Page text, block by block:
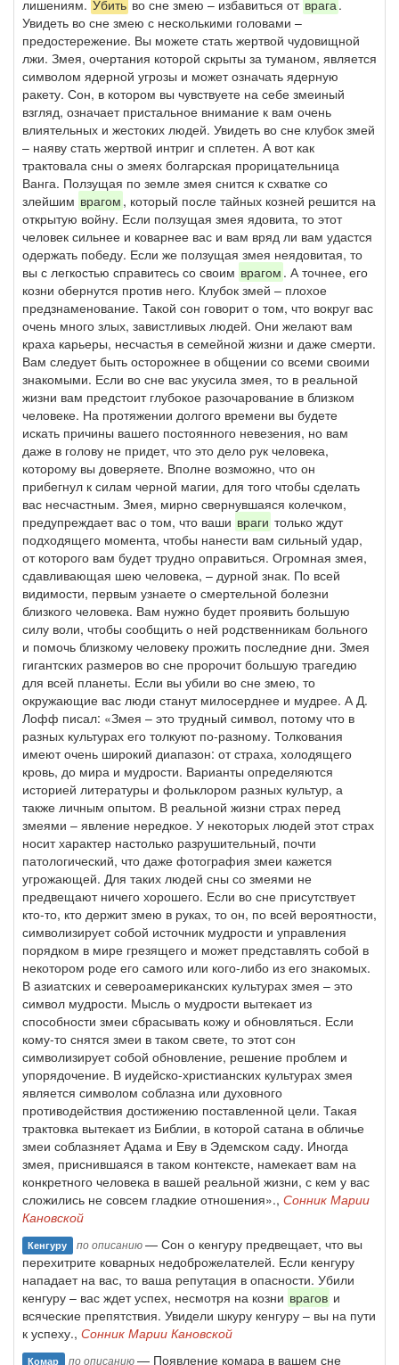
лишениям. Убить во сне змею – избавиться от врага.
Увидеть во сне змею с несколькими головами –
предостережение. Вы можете стать жертвой чудовищной
лжи. Змея, очертания которой скрыты за туманом, является
символом ядерной угрозы и может означать ядерную
ракету. Сон, в котором вы чувствуете на себе змеиный
взгляд, означает пристальное внимание к вам очень
влиятельных и жестоких людей. Увидеть во сне клубок змей
– наяву стать жертвой интриг и сплетен. А вот как
трактовала сны о змеях болгарская прорицательница
Ванга. Ползущая по земле змея снится к схватке со
злейшим врагом , который после тайных козней решится на
открытую войну. Если ползущая змея ядовита, то этот
человек сильнее и коварнее вас и вам вряд ли вам удастся
одержать победу. Если же ползущая змея неядовитая, то
вы с легкостью справитесь со своим врагом . А точнее, его
козни обернутся против него. Клубок змей – плохое
предзнаменование. Такой сон говорит о том, что вокруг вас
очень много злых, завистливых людей. Они желают вам
краха карьеры, несчастья в семейной жизни и даже смерти.
Вам следует быть осторожнее в общении со всеми своими
знакомыми. Если во сне вас укусила змея, то в реальной
жизни вам предстоит глубокое разочарование в близком
человеке. На протяжении долгого времени вы будете
искать причины вашего постоянного невезения, но вам
даже в голову не придет, что это дело рук человека,
которому вы доверяете. Вполне возможно, что он
прибегнул к силам черной магии, для того чтобы сделать
вас несчастным. Змея, мирно свернувшаяся колечком,
предупреждает вас о том, что ваши враги только ждут
подходящего момента, чтобы нанести вам сильный удар,
от которого вам будет трудно оправиться. Огромная змея,
сдавливающая шею человека, – дурной знак. По всей
видимости, первым узнаете о смертельной болезни
близкого человека. Вам нужно будет проявить большую
силу воли, чтобы сообщить о ней родственникам больного
и помочь близкому человеку прожить последние дни. Змея
гигантских размеров во сне пророчит большую трагедию
для всей планеты. Если вы убили во сне змею, то
окружающие вас люди станут милосерднее и мудрее. А Д.
Лофф писал: «Змея – это трудный символ, потому что в
разных культурах его толкуют по-разному. Толкования
имеют очень широкий диапазон: от страха, холодящего
кровь, до мира и мудрости. Варианты определяются
историей литературы и фольклором разных культур, а
также личным опытом. В реальной жизни страх перед
змеями – явление нередкое. У некоторых людей этот страх
носит характер настолько разрушительный, почти
патологический, что даже фотография змеи кажется
угрожающей. Для таких людей сны со змеями не
предвещают ничего хорошего. Если во сне присутствует
кто-то, кто держит змею в руках, то он, по всей вероятности,
символизирует собой источник мудрости и управления
порядком в мире грезящего и может представлять собой в
некотором роде его самого или кого-либо из его знакомых.
В азиатских и североамериканских культурах змея – это
символ мудрости. Мысль о мудрости вытекает из
способности змеи сбрасывать кожу и обновляться. Если
кому-то снятся змеи в таком свете, то этот сон
символизирует собой обновление, решение проблем и
упорядочение. В иудейско-христианских культурах змея
является символом соблазна или духовного
противодействия достижению поставленной цели. Такая
трактовка вытекает из Библии, в которой сатана в обличье
змеи соблазняет Адама и Еву в Эдемском саду. Иногда
змея, приснившаяся в таком контексте, намекает вам на
конкретного человека в вашей реальной жизни, с кем у вас
сложились не совсем гладкие отношения»., Сонник Марии
Кановской
Кенгуру по описанию— Сон о кенгуру предвещает, что вы
перехитрите коварных недоброжелателей. Если кенгуру
нападает на вас, то ваша репутация в опасности. Убили
кенгуру – вас ждет успех, несмотря на козни врагов и
всяческие препятствия. Увидели шкуру кенгуру – вы на пути
к успеху., Сонник Марии Кановской
Комар по описанию— Появление комара в вашем сне